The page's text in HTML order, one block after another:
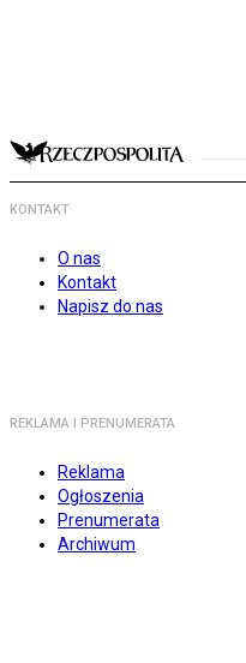
KONTAKT
O nas
Kontakt
Napisz do nas
REKLAMA I PRENUMERATA
Reklama
Ogłoszenia
Prenumerata
Archiwum